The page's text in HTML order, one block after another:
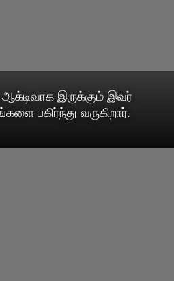
இருக்கும் இவர்
பகிர்ந்து வருகிறார்.